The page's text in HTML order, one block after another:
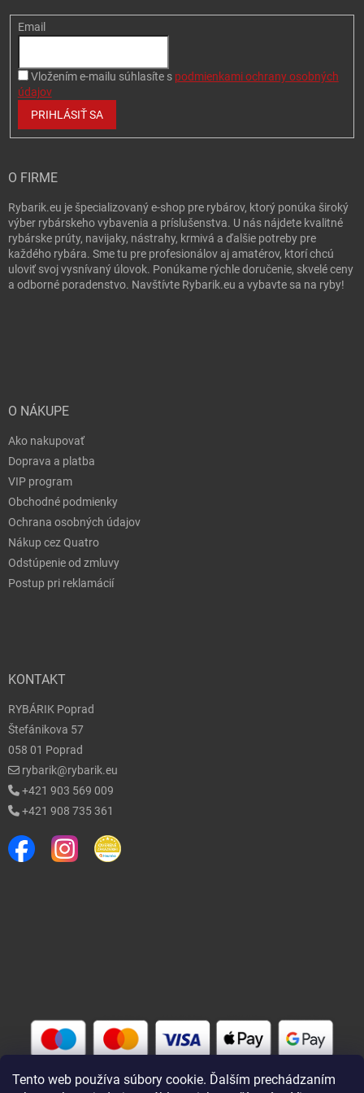
Tento web používa súbory cookie. Ďalším prechádzaním
Email
Vložením e-mailu súhlasíte s podmienkami ochrany osobných
údajov
PRIHLÁSIŤ SA
O FIRME
Rybarik.eu je špecializovaný e-shop pre rybárov, ktorý ponúka široký
výber rybárskeho vybavenia a príslušenstva. U nás nájdete kvalitné
rybárske prúty, navijaky, nástrahy, krmivá a ďalšie potreby pre
každého rybára. Sme tu pre profesionálov aj amatérov, ktorí chcú
uloviť svoj vysnívaný úlovok. Ponúkame rýchle doručenie, skvelé ceny
a odborné poradenstvo. Navštívte Rybarik.eu a vybavte sa na ryby!
O NÁKUPE
Ako nakupovať
Doprava a platba
VIP program
Obchodné podmienky
Ochrana osobných údajov
Nákup cez Quatro
Odstúpenie od zmluvy
Postup pri reklamácií
KONTAKT
RYBÁRIK Poprad
Štefánikova 57
058 01 Poprad
rybarik@rybarik.eu
+421 903 569 009
+421 908 735 361